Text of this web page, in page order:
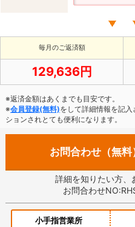
毎月のご返済額
129,636円
※返済金額はあくまでも目安です。
※会員登録(無料)をして詳細情報を記
ションされとても便利になります。
お問合わせ（無料
詳細を知りたい方、
お問合わせ
小手指営業所